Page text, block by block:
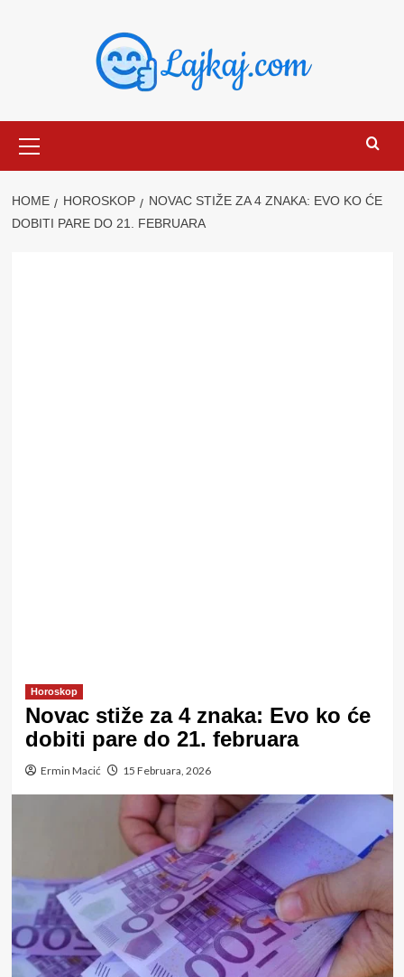
Menu
HOME HOROSKOP
NOVAC STIŽE ZA 4 ZNAKA: EVO KO ĆE
DOBITI PARE DO 21. FEBRUARA
Horoskop
Novac stiže za 4 znaka: Evo ko će
dobiti pare do 21. februara
Ermin Macić 15 Februara, 2026